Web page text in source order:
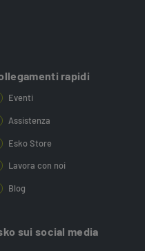
rapidi
Eventi
Assistenza
Esko Store
Lavora con noi
Blog
sui social media